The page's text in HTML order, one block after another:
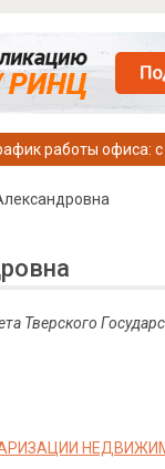
работы офиса:
Тверского